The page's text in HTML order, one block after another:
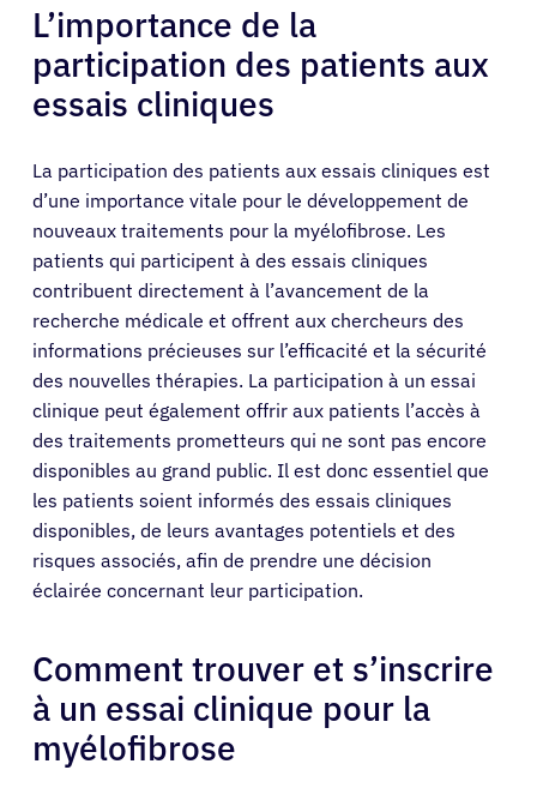
Patients
Médecins
Solutions
À propos
Se connecter
L’importance de la
participation des patients aux
essais cliniques
La participation des patients aux essais cliniques est
d’une importance vitale pour le développement de
nouveaux traitements pour la myélofibrose. Les
patients qui participent à des essais cliniques
contribuent directement à l’avancement de la
recherche médicale et offrent aux chercheurs des
informations précieuses sur l’efficacité et la sécurité
des nouvelles thérapies. La participation à un essai
clinique peut également offrir aux patients l’accès à
des traitements prometteurs qui ne sont pas encore
disponibles au grand public. Il est donc essentiel que
les patients soient informés des essais cliniques
disponibles, de leurs avantages potentiels et des
risques associés, afin de prendre une décision
éclairée concernant leur participation.
Comment trouver et s’inscrire
à un essai clinique pour la
myélofibrose